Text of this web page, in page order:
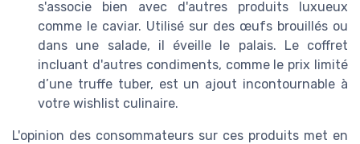
s'associe bien avec d'autres produits luxueux
comme le caviar. Utilisé sur des œufs brouillés ou
dans une salade, il éveille le palais. Le coffret
incluant d'autres condiments, comme le prix limité
d’une truffe tuber, est un ajout incontournable à
votre wishlist culinaire.
L'opinion des consommateurs sur ces produits met en